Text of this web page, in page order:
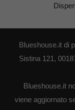
Blueshouse.it di
Sistina 121,
Blueshouse.it
viene aggiornato